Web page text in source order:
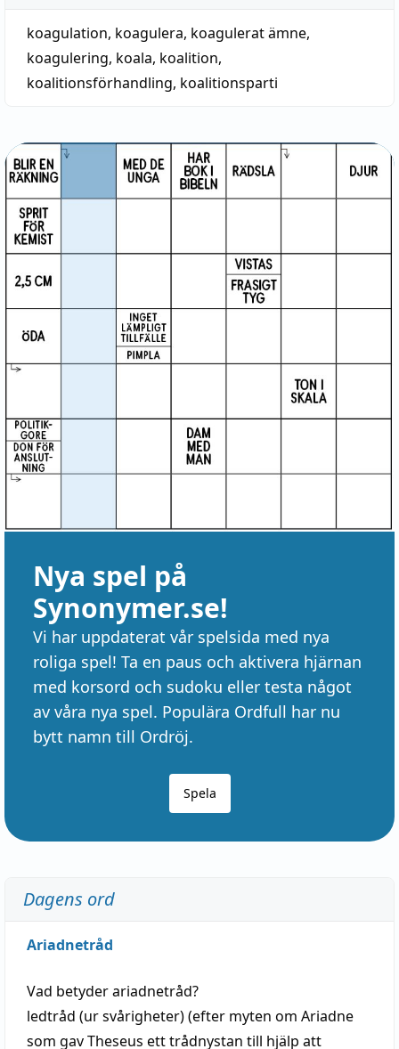
koagulation, koagulera, koagulerat ämne,
koagulering, koala, koalition,
koalitionsförhandling, koalitionsparti
Nya spel på
Synonymer.se!
Vi har uppdaterat vår spelsida med nya
roliga spel! Ta en paus och aktivera hjärnan
med korsord och sudoku eller testa något
av våra nya spel. Populära Ordfull har nu
bytt namn till Ordröj.
Spela
Dagens ord
Ariadnetråd
Vad betyderariadnetråd?
ledtråd (ur svårigheter) (efter myten om Ariadne
som gav Theseus ett trådnystan till hjälp att